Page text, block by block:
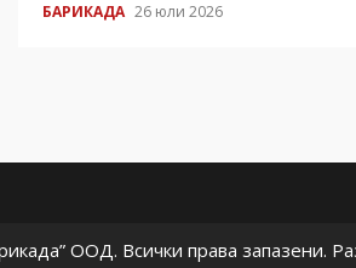
БАРИКАДА 26 юли 2026
ООД. Всички права запазени.